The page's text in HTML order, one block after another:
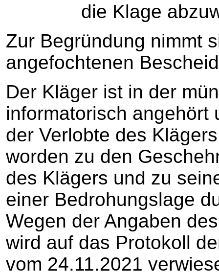
die Klage
Zur Begründung nimmt
angefochtenen
Der Kläger ist in der
informatorisch
der Verlobte des
worden zu den
des Klägers und zu
einer Bedrohungslage
Wegen der Angaben
wird auf das Protokoll
vom 24.11.2021